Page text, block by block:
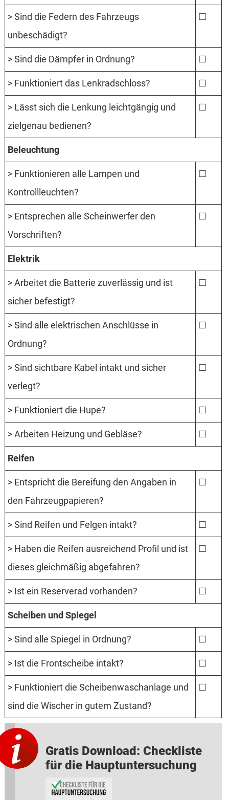
> Sind die Federn des Fahrzeugs
unbeschädigt?
☐
> Sind die Dämpfer in Ordnung? ☐
> Funktioniert das Lenkradschloss? ☐
> Lässt sich die Lenkung leichtgängig und
zielgenau bedienen?
☐
Beleuchtung
> Funktionieren alle Lampen und
Kontrollleuchten?
☐
> Entsprechen alle Scheinwerfer den
Vorschriften?
☐
Elektrik
> Arbeitet die Batterie zuverlässig und ist
sicher befestigt?
☐
> Sind alle elektrischen Anschlüsse in
Ordnung?
☐
> Sind sichtbare Kabel intakt und sicher
verlegt?
☐
> Funktioniert die Hupe? ☐
> Arbeiten Heizung und Gebläse? ☐
Reifen
> Entspricht die Bereifung den Angaben in
den Fahrzeugpapieren?
☐
> Sind Reifen und Felgen intakt? ☐
> Haben die Reifen ausreichend Profil und ist
dieses gleichmäßig abgefahren?
☐
> Ist ein Reserverad vorhanden? ☐
Scheiben und Spiegel
> Sind alle Spiegel in Ordnung? ☐
> Ist die Frontscheibe intakt? ☐
> Funktioniert die Scheibenwaschanlage und
sind die Wischer in gutem Zustand?
☐
Gratis Download: Checkliste
für die Hauptuntersuchung